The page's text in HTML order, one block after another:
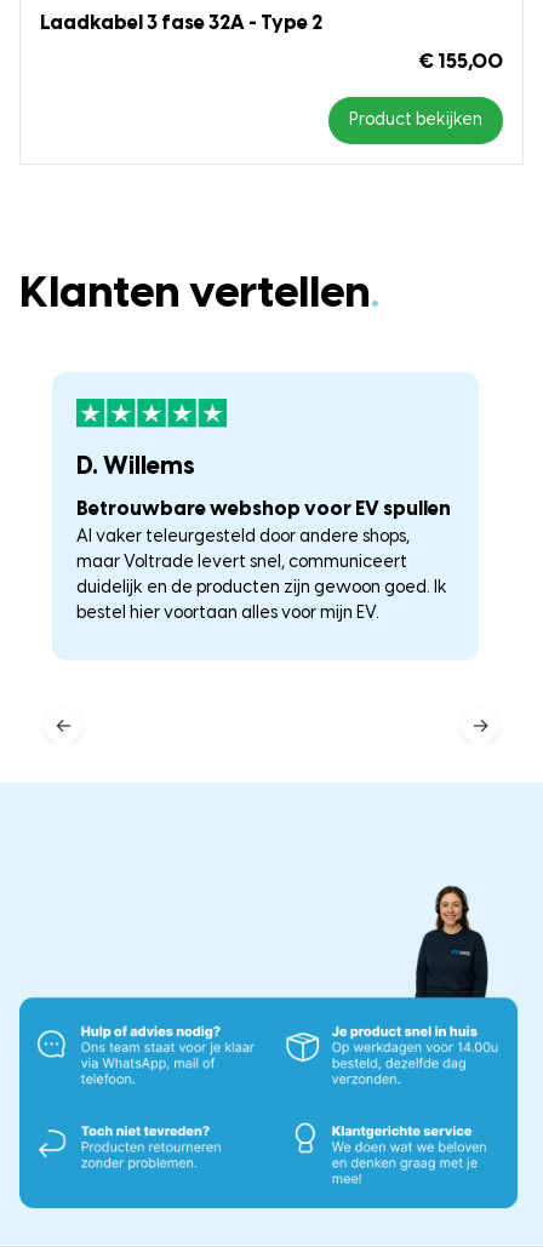
Laadkabel 3 fase 32A - Type 2
€ 155,00
Product bekijken
Klanten vertellen.
D. Willems
Betrouwbare webshop voor EV spullen
Al vaker teleurgesteld door andere shops,
maar Voltrade levert snel, communiceert
duidelijk en de producten zijn gewoon goed. Ik
bestel hier voortaan alles voor mijn EV.
← →